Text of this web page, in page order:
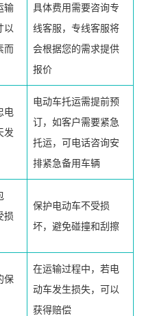
输
以
而
具体费用需要咨询专
线客服，专线客服将
会根据您的需求提供
报价
电
发
电动车托运需提前预
订，如客户需要紧急
托运，可电话咨询安
排紧急备用车辆
损
保护电动车不受损
坏，避免碰撞和刮擦
保
在运输过程中，若电
动车发生损失，可以
获得赔偿